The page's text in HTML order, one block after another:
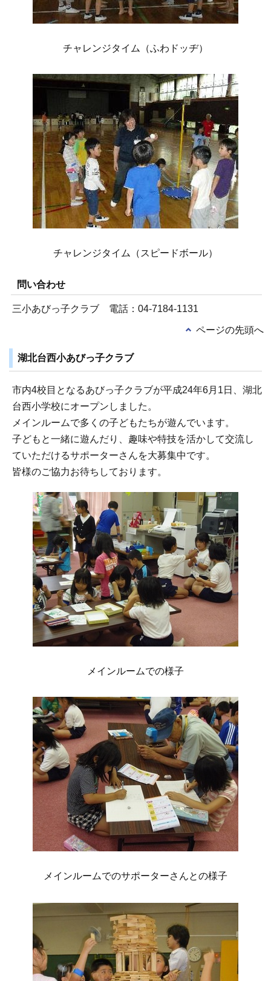
チャレンジタイム（ふわドッヂ）
チャレンジタイム（スピードボール）
問い合わせ
三小あびっ子クラブ 電話：04-7184-1131
ページの先頭へ
湖北台西小あびっ子クラブ
市内4校目となるあびっ子クラブが平成24年6月1日、湖北
台西小学校にオープンしました。
メインルームで多くの子どもたちが遊んでいます。
子どもと一緒に遊んだり、趣味や特技を活かして交流し
ていただけるサポーターさんを大募集中です。
皆様のご協力お待ちしております。
メインルームでの様子
メインルームでのサポーターさんとの様子